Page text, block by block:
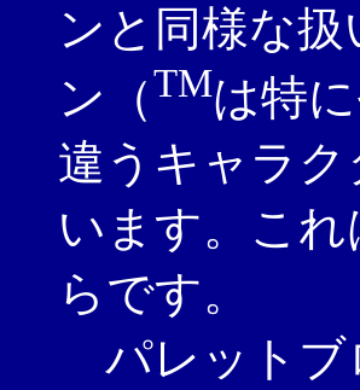
ンと同様な
ン（TMは特
違うキャラ
います。こ
らです。
パレットブ